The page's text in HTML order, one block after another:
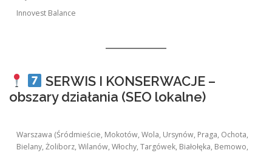
Innovest Balance
SERWIS I KONSERWACJE –
obszary działania (SEO lokalne)
Warszawa (Śródmieście, Mokotów, Wola, Ursynów, Praga, Ochota,
Bielany, Żoliborz, Wilanów, Włochy, Targówek, Białołęka, Bemowo,